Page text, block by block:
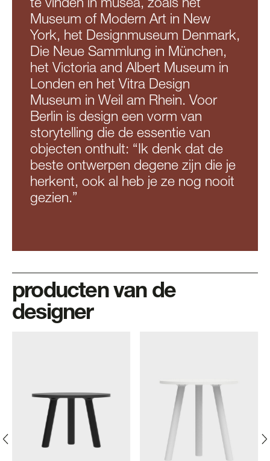
te vinden in musea, zoals het
Museum of Modern Art in New
York, het Designmuseum Denmark,
Die Neue Sammlung in München,
het Victoria and Albert Museum in
Londen en het Vitra Design
Museum in Weil am Rhein. Voor
Berlin is design een vorm van
storytelling die de essentie van
objecten onthult: “Ik denk dat de
beste ontwerpen degene zijn die je
herkent, ook al heb je ze nog nooit
gezien.”
producten van de
designer